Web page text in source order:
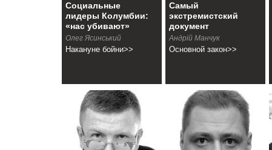
Социальные
лидеры Колумбии:
«нас убивают»
Олег Ясинський
Накануне бойни>>
Самый
экстремистский
документ
Андрiй Манчук
Основной закон>>